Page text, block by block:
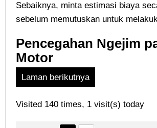
Sebaiknya, minta estimasi biaya
sebelum memutuskan untuk
Pencegahan Ngejim
Motor
Laman berikutnya
Visited 140 times, 1 visit(s) today